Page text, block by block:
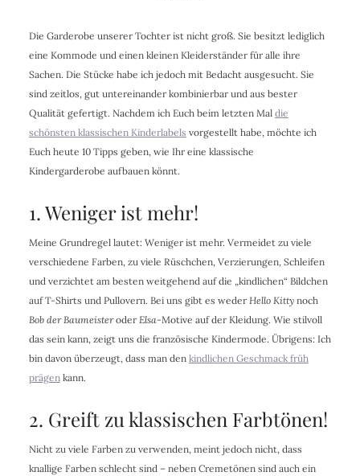
Die Garderobe unserer Tochter ist nicht groß. Sie besitzt lediglich
eine Kommode und einen kleinen Kleiderständer für alle ihre
Sachen. Die Stücke habe ich jedoch mit Bedacht ausgesucht. Sie
sind zeitlos, gut untereinander kombinierbar und aus bester
Qualität gefertigt. Nachdem ich Euch beim letzten Mal die
schönsten klassischen Kinderlabels vorgestellt habe, möchte ich
Euch heute 10 Tipps geben, wie Ihr eine klassische
Kindergarderobe aufbauen könnt.
1. Weniger ist mehr!
Meine Grundregel lautet: Weniger ist mehr. Vermeidet zu viele
verschiedene Farben, zu viele Rüschchen, Verzierungen, Schleifen
und verzichtet am besten weitgehend auf die „kindlichen“ Bildchen
auf T-Shirts und Pullovern. Bei uns gibt es weder Hello Kittynoch
Bob der Baumeisteroder Elsa-Motive auf der Kleidung. Wie stilvoll
das sein kann, zeigt uns die französische Kindermode. Übrigens: Ich
bin davon überzeugt, dass man den kindlichen Geschmack früh
prägenkann.
2. Greift zu klassischen Farbtönen!
Nicht zu viele Farben zu verwenden, meint jedoch nicht, dass
knallige Farben schlecht sind – neben Cremetönen sind auch ein